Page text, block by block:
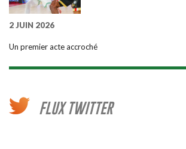
2 JUIN 2026
Un premier acte accroché
FLUX TWITTER